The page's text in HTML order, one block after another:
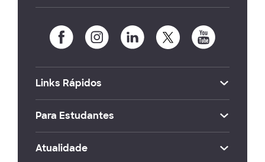
Links Rápidos
Para Estudantes
Atualidade